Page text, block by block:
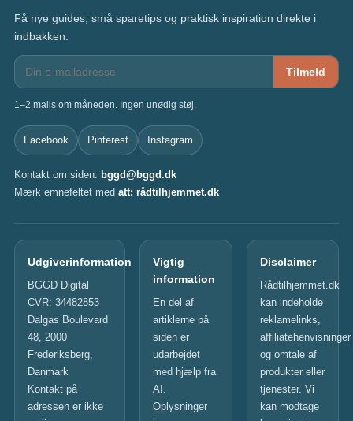
Få nye guides, små sparetips og praktisk inspiration direkte i
indbakken.
Tilmeld
1–2 mails om måneden. Ingen unødig støj.
Facebook Pinterest Instagram
Kontakt om siden: bggd@bggd.dk
Mærk emnefeltet med att: rådtilhjemmet.dk
Udgiverinformation
BGGD Digital
CVR: 34482853
Dalgas Boulevard
48, 2000
Frederiksberg,
Danmark
Kontakt på
adressen er ikke
Vigtig
information
En del af
artiklerne på
siden er
udarbejdet
med hjælp fra
AI.
Oplysninger
Disclaimer
Rådtilhjemmet.dk
kan indeholde
reklamelinks,
affiliatehenvisninger
og omtale af
produkter eller
tjenester. Vi
kan modtage